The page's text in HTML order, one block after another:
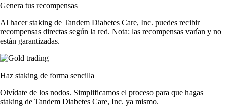
Genera tus recompensas
Al hacer staking de Tandem Diabetes Care, Inc. puedes recibir
recompensas directas según la red. Nota: las recompensas varían y no
están garantizadas.
Haz staking de forma sencilla
Olvídate de los nodos. Simplificamos el proceso para que hagas
staking de Tandem Diabetes Care, Inc. ya mismo.